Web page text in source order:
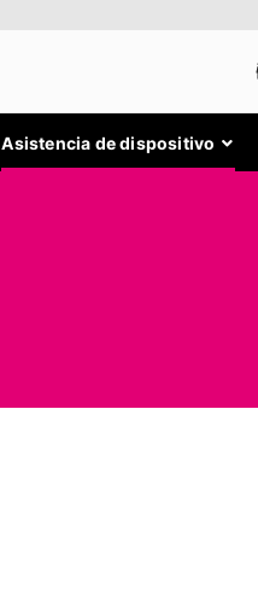
Asistencia de dispositivo